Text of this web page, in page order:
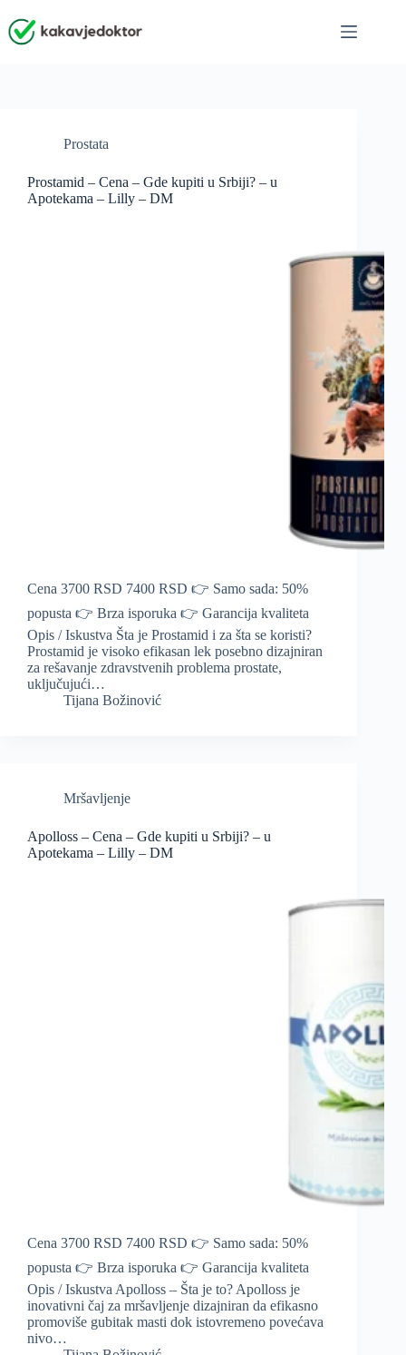
to
content
Prostata
Prostamid – Cena – Gde kupiti u Srbiji? – u
Apotekama – Lilly – DM
Cena 3700 RSD 7400 RSD 👉 Samo sada: 50%
popusta 👉 Brza isporuka 👉 Garancija kvaliteta
Opis / Iskustva Šta je Prostamid i za šta se koristi?
Prostamid je visoko efikasan lek posebno dizajniran
za rešavanje zdravstvenih problema prostate,
uključujući…
Tijana Božinović
Mršavljenje
Apolloss – Cena – Gde kupiti u Srbiji? – u
Apotekama – Lilly – DM
Cena 3700 RSD 7400 RSD 👉 Samo sada: 50%
popusta 👉 Brza isporuka 👉 Garancija kvaliteta
Opis / Iskustva Apolloss – Šta je to? Apolloss je
inovativni čaj za mršavljenje dizajniran da efikasno
promoviše gubitak masti dok istovremeno povećava
nivo…